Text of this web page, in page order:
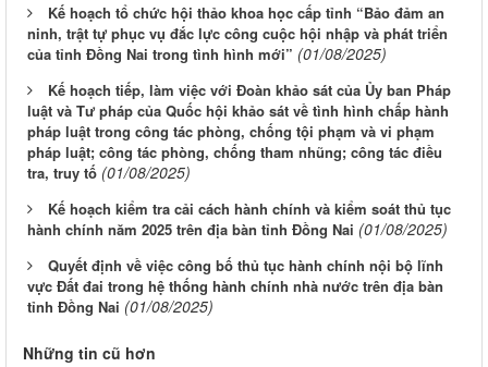
Kế hoạch tổ chức hội thảo khoa học cấp tỉnh “Bảo đảm an
ninh, trật tự phục vụ đắc lực công cuộc hội nhập và phát triển
của tỉnh Đồng Nai trong tình hình mới” (01/08/2025)
Kế hoạch tiếp, làm việc với Đoàn khảo sát của Ủy ban Pháp
luật và Tư pháp của Quốc hội khảo sát về tình hình chấp hành
pháp luật trong công tác phòng, chống tội phạm và vi phạm
pháp luật; công tác phòng, chống tham nhũng; công tác điều
tra, truy tố (01/08/2025)
Kế hoạch kiểm tra cải cách hành chính và kiểm soát thủ tục
hành chính năm 2025 trên địa bàn tỉnh Đồng Nai (01/08/2025)
Quyết định về việc công bố thủ tục hành chính nội bộ lĩnh
vực Đất đai trong hệ thống hành chính nhà nước trên địa bàn
tỉnh Đồng Nai (01/08/2025)
Những tin cũ hơn